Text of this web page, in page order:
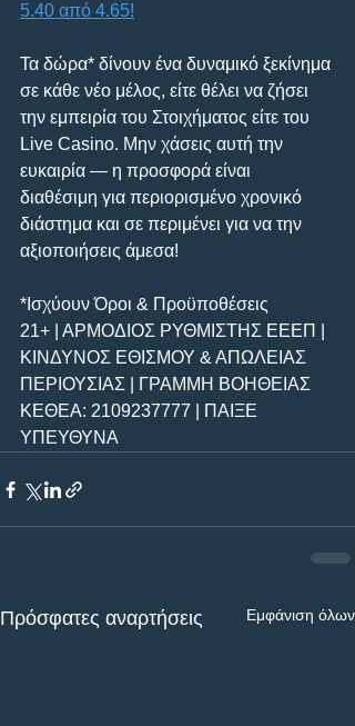
5.40 από 4.65!
Τα δώρα* δίνουν ένα δυναμικό ξεκίνημα
σε κάθε νέο μέλος, είτε θέλει να ζήσει
την εμπειρία του Στοιχήματος είτε του
Live Casino. Μην χάσεις αυτή την
ευκαιρία — η προσφορά είναι
διαθέσιμη για περιορισμένο χρονικό
διάστημα και σε περιμένει για να την
αξιοποιήσεις άμεσα!
*Ισχύουν Όροι & Προϋποθέσεις
21+ | ΑΡΜΟΔΙΟΣ ΡΥΘΜΙΣΤΗΣ ΕΕΕΠ |
ΚΙΝΔΥΝΟΣ ΕΘΙΣΜΟΥ & ΑΠΩΛΕΙΑΣ
ΠΕΡΙΟΥΣΙΑΣ | ΓΡΑΜΜΗ ΒΟΗΘΕΙΑΣ
ΚΕΘΕΑ: 2109237777 | ΠΑΙΞΕ
ΥΠΕΥΘΥΝΑ
Πρόσφατες αναρτήσεις Εμφάνιση όλων